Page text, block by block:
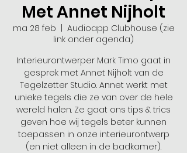
Met Annet Nijholt
ma 28 feb
Audioapp Clubhouse (zie
link onder agenda)
Interieurontwerper Mark Timo gaat in
gesprek met Annet Nijholt van de
Tegelzetter Studio. Annet werkt met
unieke tegels die ze van over de hele
wereld halen. Ze gaat ons tips & trics
geven hoe wij tegels beter kunnen
toepassen in onze interieurontwerp
(en niet alleen in de badkamer).